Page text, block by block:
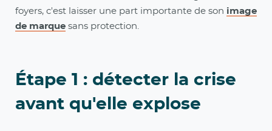
foyers, c'est laisser une part importante de son image
de marque sans protection.
Étape 1 : détecter la crise
avant qu'elle explose